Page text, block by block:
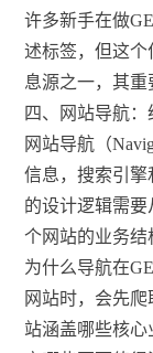
许多新手在做
述标签，但这
息源之一，其重
四、网站导航
网站导航（
信息，搜索引
的设计逻辑需要
个网站的业务结
为什么导航在
网站时，会先
站涵盖哪些核